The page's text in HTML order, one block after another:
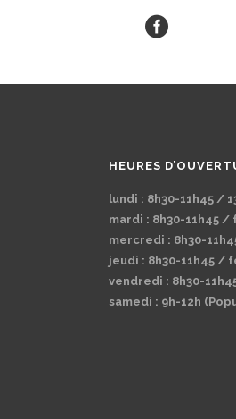
HEURES
lundi : 8h30-11h45 /
mardi : 8h30-11h45 /
mercredi : 8h30-
jeudi : 8h30-11h45 /
vendredi : 8h30-
samedi : 9h-12h